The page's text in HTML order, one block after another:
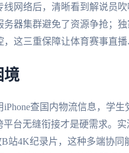
线网络后，清晰看到解说员
器集群避免了资源争抢；
这三重保障让体育赛事直
境
查国内物流信息，学
台无缝衔接才是硬需求。实
站4K纪录片，这种多端协